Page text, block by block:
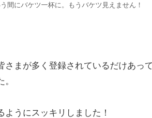
間にバケツ一杯に。もうバケツ見えません！
まが多く登録されているだけあっ
うにスッキリしました！